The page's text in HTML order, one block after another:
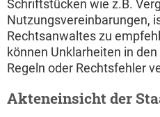
Schriftstücken wie z.B.
Nutzungsvereinbarungen,
Rechtsanwaltes zu
können Unklarheiten in
Regeln oder Rechtsfehler
Akteneinsicht der